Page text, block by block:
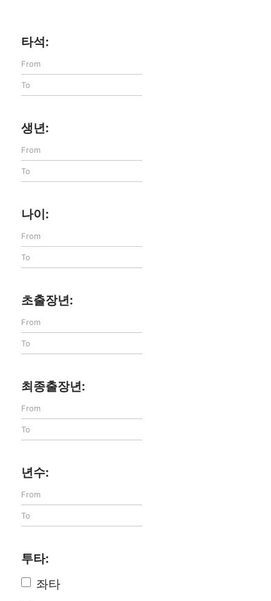
타석:
생년:
나이:
초출장년:
최종출장년:
년수:
투타:
좌타